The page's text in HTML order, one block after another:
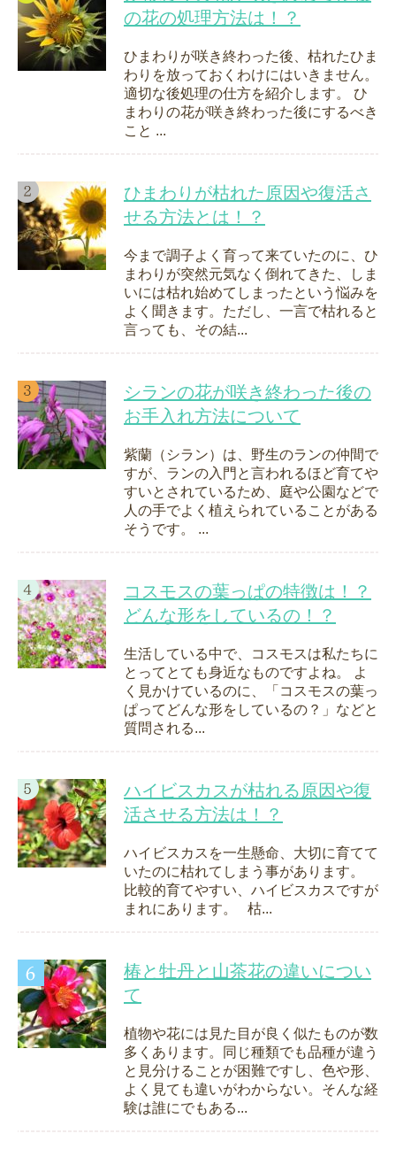
の花の処理方法は！？
ひまわりが咲き終わった後、枯れたひま
わりを放っておくわけにはいきません。
適切な後処理の仕方を紹介します。 ひ
まわりの花が咲き終わった後にするべき
こと ...
ひまわりが枯れた原因や復活さ
せる方法とは！？
今まで調子よく育って来ていたのに、ひ
まわりが突然元気なく倒れてきた、しま
いには枯れ始めてしまったという悩みを
よく聞きます。ただし、一言で枯れると
言っても、その結...
シランの花が咲き終わった後の
お手入れ方法について
紫蘭（シラン）は、野生のランの仲間で
すが、ランの入門と言われるほど育てや
すいとされているため、庭や公園などで
人の手でよく植えられていることがある
そうです。 ...
コスモスの葉っぱの特徴は！？
どんな形をしているの！？
生活している中で、コスモスは私たちに
とってとても身近なものですよね。 よ
く見かけているのに、「コスモスの葉っ
ぱってどんな形をしているの？」などと
質問される...
ハイビスカスが枯れる原因や復
活させる方法は！？
ハイビスカスを一生懸命、大切に育てて
いたのに枯れてしまう事があります。
比較的育てやすい、ハイビスカスですが
まれにあります。 枯...
椿と牡丹と山茶花の違いについ
て
植物や花には見た目が良く似たものが数
多くあります。同じ種類でも品種が違う
と見分けることが困難ですし、色や形、
よく見ても違いがわからない。そんな経
験は誰にでもある...